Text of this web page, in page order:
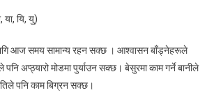
या, यि, यु)
आज समय सामान्य रहन सक्छ । आश्वासन बाँड्नेहरूले
अप्ठ्यारो मोडमा पुर्याउन सक्छ। बेसुरमा काम गर्ने बानीले
पनि काम बिग्रन सक्छ।